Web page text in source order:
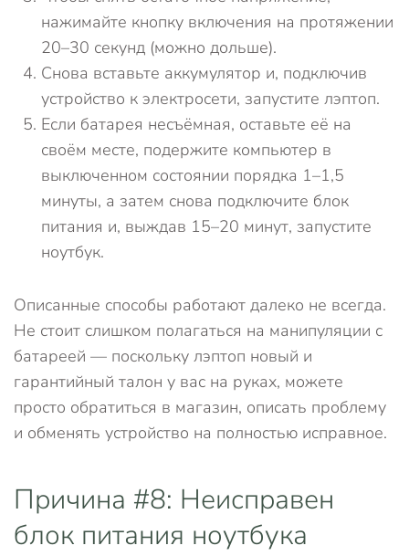
нажимайте кнопку включения на протяжении
20–30 секунд (можно дольше).
Снова вставьте аккумулятор и, подключив
устройство к электросети, запустите лэптоп.
Если батарея несъёмная, оставьте её на
своём месте, подержите компьютер в
выключенном состоянии порядка 1–1,5
минуты, а затем снова подключите блок
питания и, выждав 15–20 минут, запустите
ноутбук.
Описанные способы работают далеко не всегда.
Не стоит слишком полагаться на манипуляции с
батареей — поскольку лэптоп новый и
гарантийный талон у вас на руках, можете
просто обратиться в магазин, описать проблему
и обменять устройство на полностью исправное.
Причина #8: Неисправен
блок питания ноутбука